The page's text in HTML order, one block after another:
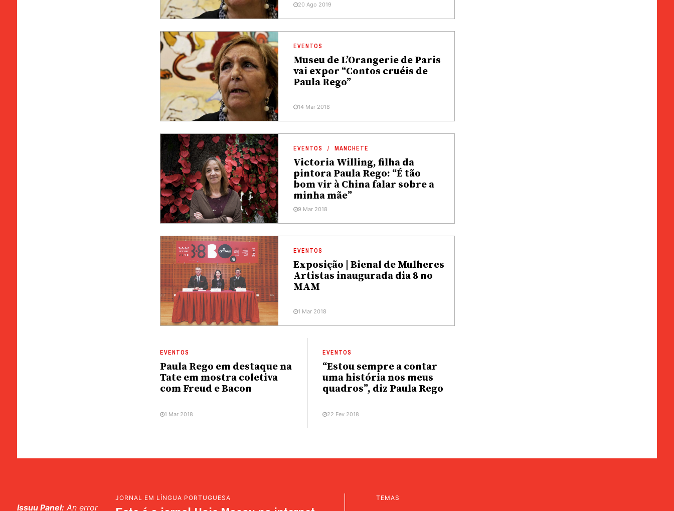
20 Ago 2019
EVENTOS
Museu de L’Orangerie de Paris
vai expor “Contos cruéis de
Paula Rego”
14 Mar 2018
EVENTOS MANCHETE
Victoria Willing, filha da
pintora Paula Rego: “É tão
bom vir à China falar sobre a
minha mãe”
9 Mar 2018
EVENTOS
Exposição | Bienal de Mulheres
Artistas inaugurada dia 8 no
MAM
1 Mar 2018
EVENTOS
Paula Rego em destaque na
Tate em mostra coletiva
com Freud e Bacon
1 Mar 2018
EVENTOS
“Estou sempre a contar
uma história nos meus
quadros”, diz Paula Rego
22 Fev 2018
Issuu Panel: An error
JORNAL EM LÍNGUA PORTUGUESA TEMAS